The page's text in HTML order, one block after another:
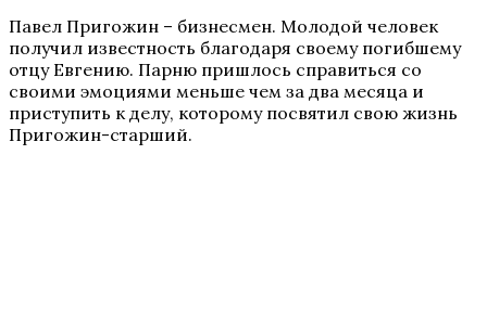
Павел Пригожин – бизнесмен. Молодой человек
получил известность благодаря своему погибшему
отцу Евгению. Парню пришлось справиться со
своими эмоциями меньше чем за два месяца и
приступить к делу, которому посвятил свою жизнь
Пригожин-старший.